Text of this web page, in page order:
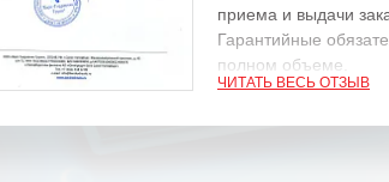
приема и выдачи
Гарантийные
полном объеме.
ЧИТАТЬ ВЕСЬ ОТЗЫВ